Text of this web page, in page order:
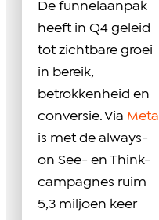
De funnelaanpak
heeft in Q4 geleid
tot zichtbare groei
in bereik,
betrokkenheid en
conversie. Via Meta
is met de always-
on See- en Think-
campagnes ruim
5,3 miljoen keer